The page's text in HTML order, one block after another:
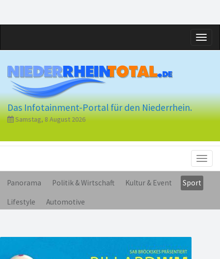
Das Infotainment-Portal für den Niederrhein.
Samstag, 8 August 2026
Panorama Politik & Wirtschaft Kultur & Event Sport
Lifestyle Automotive